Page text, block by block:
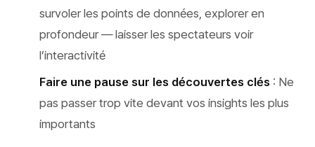
survoler les points de données, explorer en
profondeur — laisser les spectateurs voir
l’interactivité
Faire une pause sur les découvertes clés : Ne
pas passer trop vite devant vos insights les plus
importants